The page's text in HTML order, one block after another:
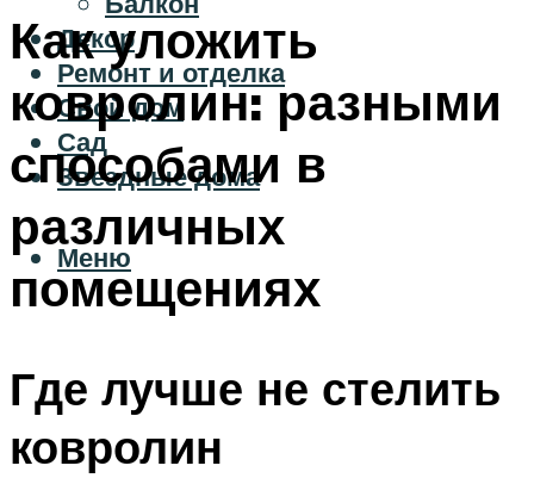
Декор
Ремонт и отделка
Свой дом
Сад
Звездные дома
Меню
Как уложить
ковролин: разными
способами в
различных
помещениях
Где лучше не стелить
ковролин